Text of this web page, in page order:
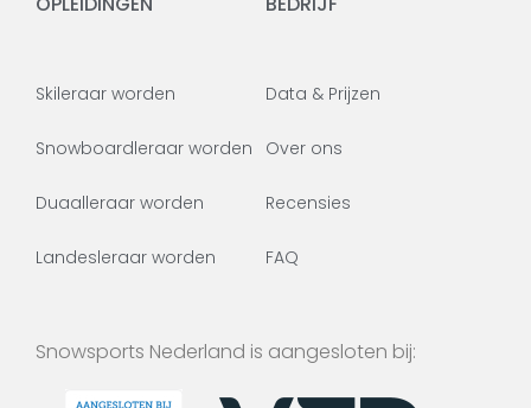
Skileraar worden
Snowboardleraar worden
Duaalleraar worden
Landesleraar worden
Data & Prijzen
Over ons
Recensies
FAQ
Snowsports Nederland is aangesloten bij: